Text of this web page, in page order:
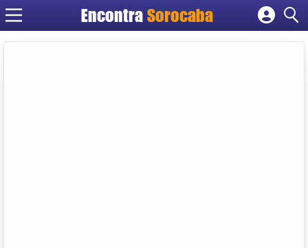
EncontraSorocaba
Cadastrar empresa